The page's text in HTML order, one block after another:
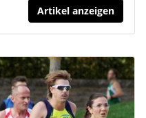
Artikel anzeigen